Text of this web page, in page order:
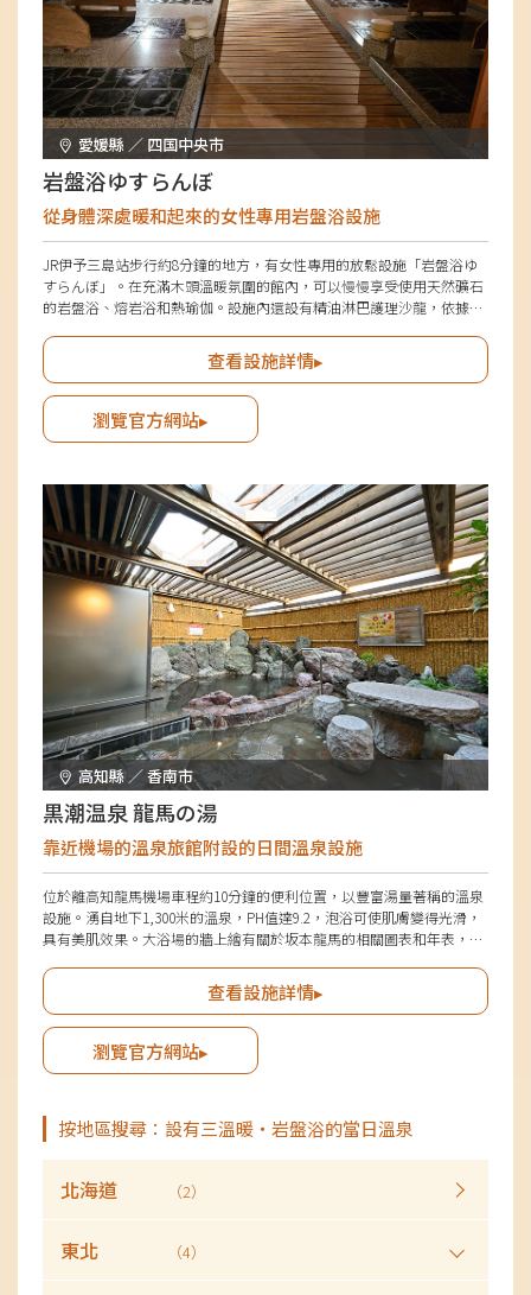
愛媛縣 ／ 四国中央市
岩盤浴ゆすらんぼ
從身體深處暖和起來的女性專用岩盤浴設施
JR伊予三島站步行約8分鐘的地方，有女性專用的放鬆設施「岩盤浴ゆ
すらんぼ」。在充滿木頭溫暖氛圍的館內，可以慢慢享受使用天然礦石
的岩盤浴、熔岩浴和熱瑜伽。設施內還設有精油淋巴護理沙龍，依據專
開心。
查看設施詳情▸
瀏覽官方網站▸
高知縣 ／ 香南市
黒潮温泉 龍馬の湯
靠近機場的溫泉旅館附設的日間溫泉設施
位於離高知龍馬機場車程約10分鐘的便利位置，以豐富湯量著稱的溫泉
設施。湧自地下1,300米的溫泉，PH值達9.2，泡浴可使肌膚變得光滑，
具有美肌效果。大浴場的牆上繪有關於坂本龍馬的相關圖表和年表，不
查看設施詳情▸
瀏覽官方網站▸
按地區搜尋：設有三溫暖・岩盤浴的當日溫泉
北海道 （2）
東北 （4）